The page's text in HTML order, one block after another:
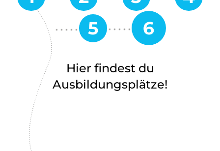
Hier findest du
Ausbildungsplätze!